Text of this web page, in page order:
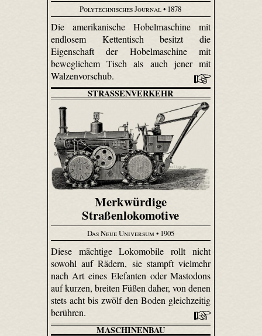
Polytechnisches Journal• 1878
Die amerikanische Hobelmaschine mit
endlosem Kettentisch besitzt die
Eigenschaft der Hobelmaschine mit
beweglichem Tisch als auch jener mit
Walzenvorschub.
STRASSENVERKEHR
Merkwürdige
Straßenlokomotive
Das Neue Universum • 1905
Diese mächtige Loko­mobile rollt nicht
sowohl auf Rädern, sie stampft vielmehr
nach Art eines Elefanten oder Mastodons
auf kurzen, breiten Füßen daher, von denen
stets acht bis zwölf den Boden gleichzeitig
berühren.
MASCHINENBAU